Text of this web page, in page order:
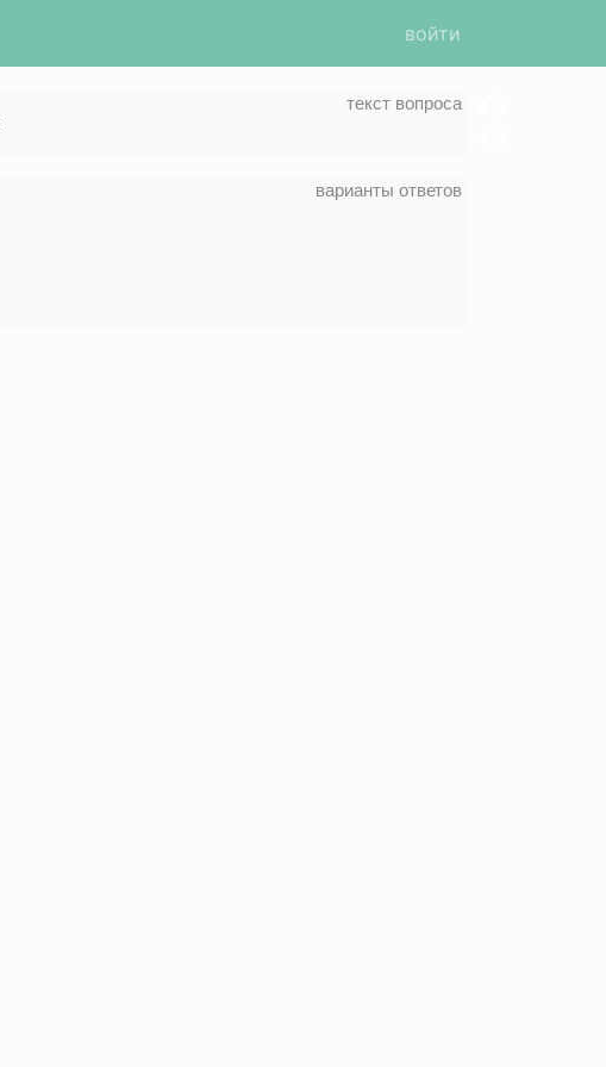
войти